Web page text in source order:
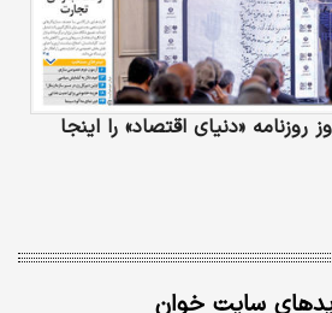
«دنیای‌ اقتصاد» را اینجا
سایت خوان